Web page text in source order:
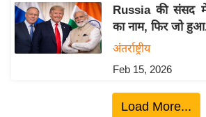
सा
ल
श
Russia की संसद
का नाम, फिर जो
अंतर्राष्ट्रीय
Feb 15, 2026
Load More...